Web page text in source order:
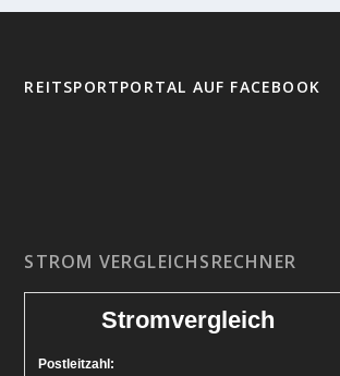
REITSPORTPORTAL AUF FACEBOOK
STROM VERGLEICHSRECHNER
Stromvergleich
Postleitzahl: